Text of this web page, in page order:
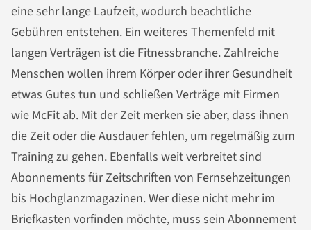
eine sehr lange Laufzeit, wodurch beachtliche
Gebühren entstehen. Ein weiteres Themenfeld mit
langen Verträgen ist die Fitnessbranche. Zahlreiche
Menschen wollen ihrem Körper oder ihrer Gesundheit
etwas Gutes tun und schließen Verträge mit Firmen
wie McFit ab. Mit der Zeit merken sie aber, dass ihnen
die Zeit oder die Ausdauer fehlen, um regelmäßig zum
Training zu gehen. Ebenfalls weit verbreitet sind
Abonnements für Zeitschriften von Fernsehzeitungen
bis Hochglanzmagazinen. Wer diese nicht mehr im
Briefkasten vorfinden möchte, muss sein Abonnement